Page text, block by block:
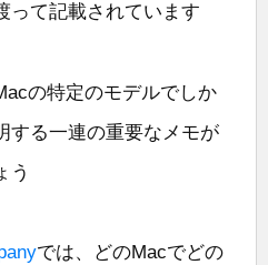
って記載されています
の特定のモデルでしか
する一連の重要なメモが
う
では、どのMacでどの